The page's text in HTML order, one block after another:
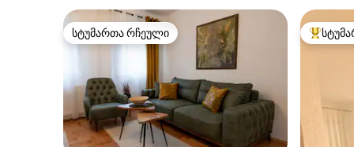
სტუმართა რჩეული
სტუმართა რჩეული